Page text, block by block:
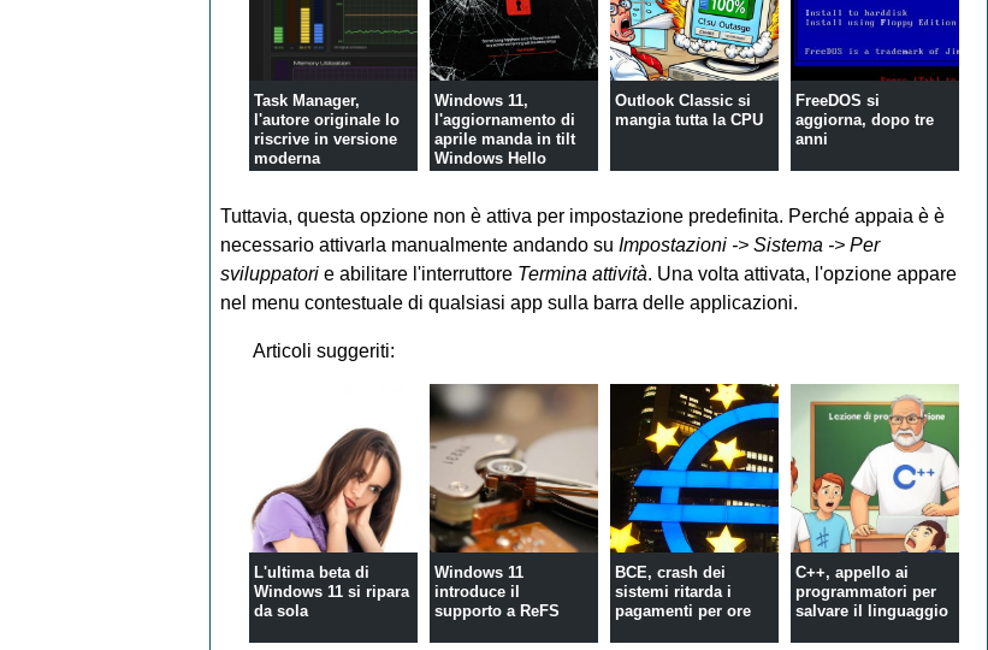
Task Manager,
l'autore originale lo
riscrive in versione
moderna
Windows 11,
l'aggiornamento di
aprile manda in tilt
Windows Hello
Outlook Classic si
mangia tutta la CPU
FreeDOS si
aggiorna, dopo tre
anni
Tuttavia, questa opzione non è attiva per impostazione predefinita. Perché appaia è è
necessario attivarla manualmente andando su Impostazioni -> Sistema -> Per
sviluppatorie abilitare l'interruttore Termina attività. Una volta attivata, l'opzione appare
nel menu contestuale di qualsiasi app sulla barra delle applicazioni.
Articoli suggeriti:
L'ultima beta di
Windows 11 si ripara
da sola
Windows 11
introduce il
supporto a ReFS
BCE, crash dei
sistemi ritarda i
pagamenti per ore
C++, appello ai
programmatori per
salvare il linguaggio